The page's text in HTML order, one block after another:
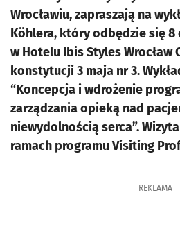
Wrocławiu, zapraszają na
Köhlera, który odbędzie się 8
w Hotelu Ibis Styles Wrocław
konstytucji 3 maja nr 3.
“Koncepcja i wdrożenie
zarządzania opieką nad
niewydolnością serca”.
ramach programu Visiting
REKLAMA